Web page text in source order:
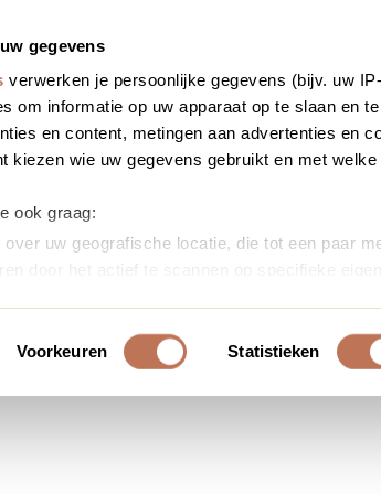
gegevens
verwerken je persoonlijke gegevens (bijv. uw
om informatie op uw apparaat op te slaan en
en content, metingen aan advertenties en
kiezen wie uw gegevens gebruikt en met welke
ook graag:
uw geografische locatie, die tot een paar
door het actief te scannen op specifieke
Voorkeuren Statistieken